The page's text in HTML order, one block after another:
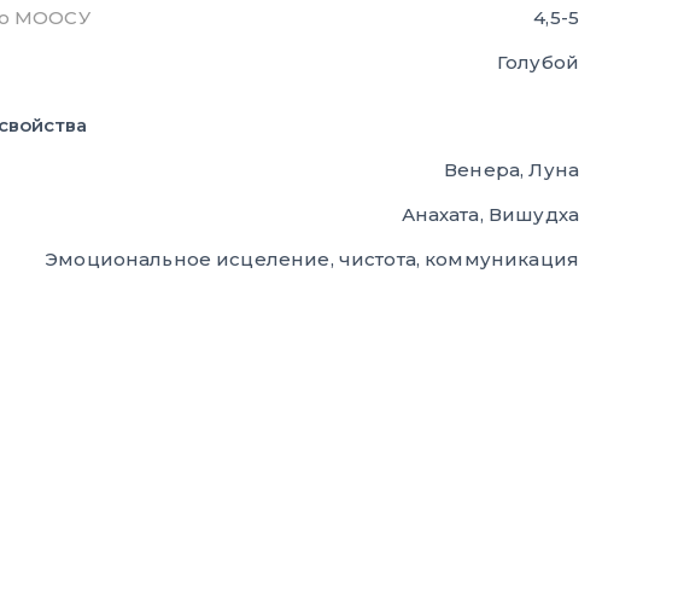
МООСУ
4,5-5
Голубой
Венера, Луна
Анахата, Вишудха
Эмоциональное исцеление, чистота, коммуникация